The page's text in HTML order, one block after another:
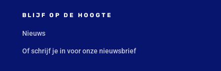
BLIJF OP DE HOOGTE
Nieuws
Of schrijf je in voor onze nieuwsbrief